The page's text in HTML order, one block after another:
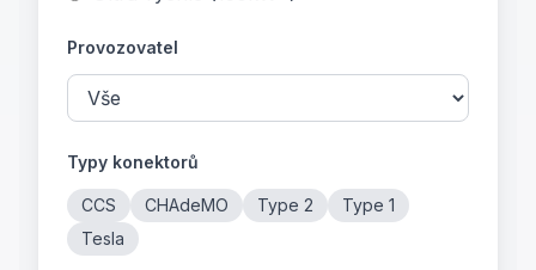
Provozovatel
Typy konektorů
CCS CHAdeMO Type 2
Type 1
Tesla